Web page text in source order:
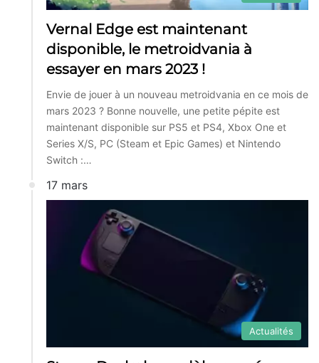
Vernal Edge est maintenant
disponible, le metroidvania à
essayer en mars 2023 !
Envie de jouer à un nouveau metroidvania en ce mois de
mars 2023 ? Bonne nouvelle, une petite pépite est
maintenant disponible sur PS5 et PS4, Xbox One et
Series X/S, PC (Steam et Epic Games) et Nintendo
Switch :…
17 mars
Actualités